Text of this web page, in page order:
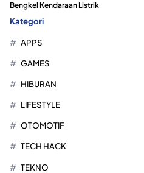
Bengkel Kendaraan Listrik
Kategori
APPS
GAMES
HIBURAN
LIFESTYLE
OTOMOTIF
TECH HACK
TEKNO